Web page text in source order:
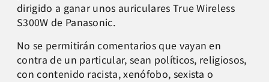
dirigido a ganar unos auriculares True Wireless
S300W de Panasonic.
No se permitirán comentarios que vayan en
contra de un particular, sean políticos, religiosos,
con contenido racista, xenófobo, sexista o